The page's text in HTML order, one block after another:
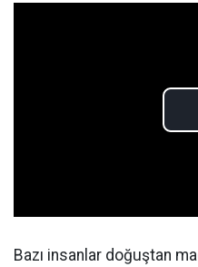
Bazı insanlar doğuştan